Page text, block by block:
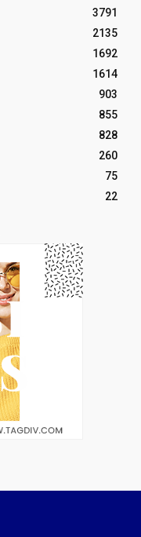
3791
2135
1692
1614
903
855
828
260
75
22